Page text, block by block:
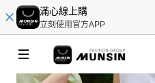
滿心線上購
立刻使用官方APP